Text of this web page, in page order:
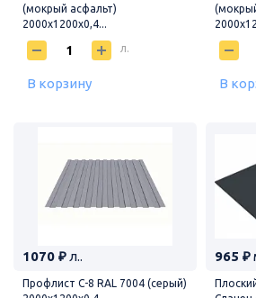
(мокрый асфальт)
2000х1200х0,4...
л.
В корзину В
1070 ₽ л..
Профлист С-8 RAL 7004 (серый)
965 ₽